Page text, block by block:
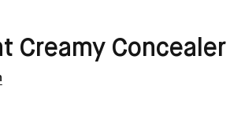
Creamy Concealer